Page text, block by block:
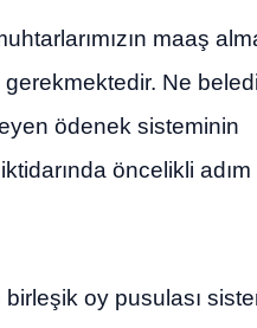
maaş
Ne
ödenek sisteminin
öncelikli adım
oy pusulası